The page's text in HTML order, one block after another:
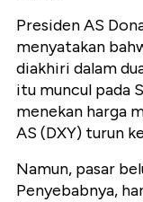
Presiden AS
menyatakan
diakhiri dalam
itu muncul pada
menekan harga
AS (DXY) turun
Namun, pasar
Penyebabnya,